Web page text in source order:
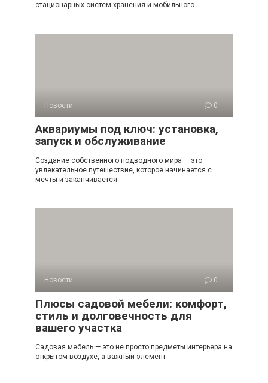
стационарных систем хранения и мобильного
Новости 0
Аквариумы под ключ: установка,
запуск и обслуживание
Создание собственного подводного мира — это
увлекательное путешествие, которое начинается с
мечты и заканчивается
Новости 0
Плюсы садовой мебели: комфорт,
стиль и долговечность для
вашего участка
Садовая мебель — это не просто предметы интерьера на
открытом воздухе, а важный элемент